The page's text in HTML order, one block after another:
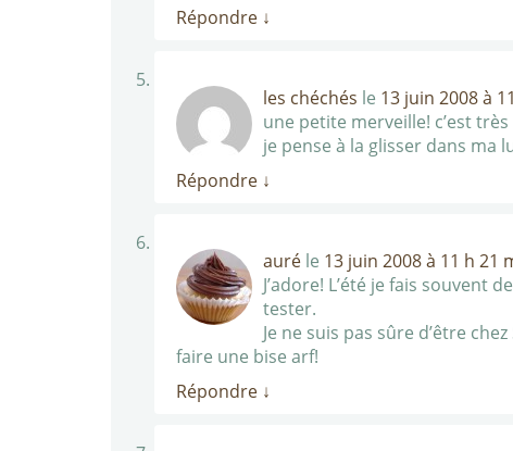
Répondre ↓
les chéchés le 13 juin 2008 à
une petite merveille! c’est
je pense à la glisser dans ma
Répondre ↓
auré le 13 juin 2008 à 11 h 21
J’adore! L’été je fais souvent
tester.
Je ne suis pas sûre d’être
faire une bise arf!
Répondre ↓